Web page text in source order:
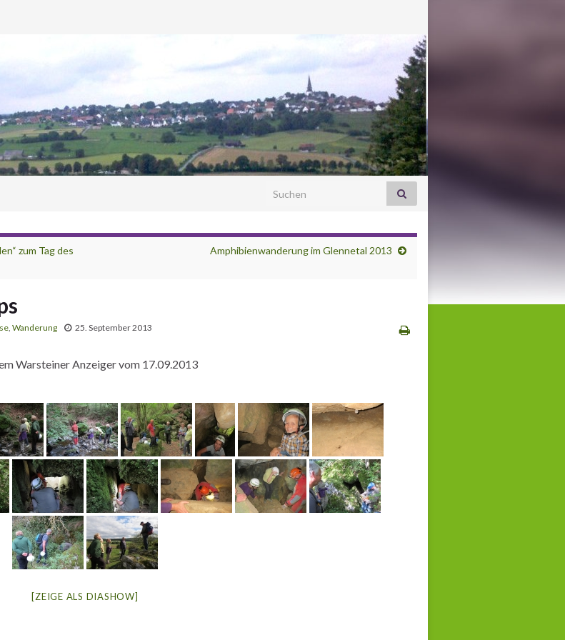
Search for:
zum Tag des
Amphibienwanderung im Glennetal 2013
, Wanderung 25. September 2013
Warsteiner Anzeiger vom 17.09.2013
[ZEIGE ALS DIASHOW]